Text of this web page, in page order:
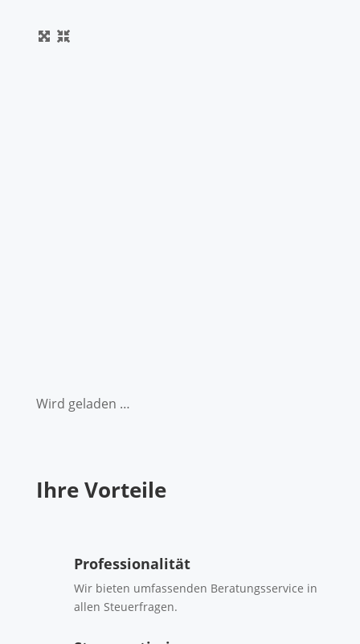
Wird geladen …
Ihre Vorteile
Professionalität
Wir bieten umfassenden Beratungsservice in
allen Steuerfragen.